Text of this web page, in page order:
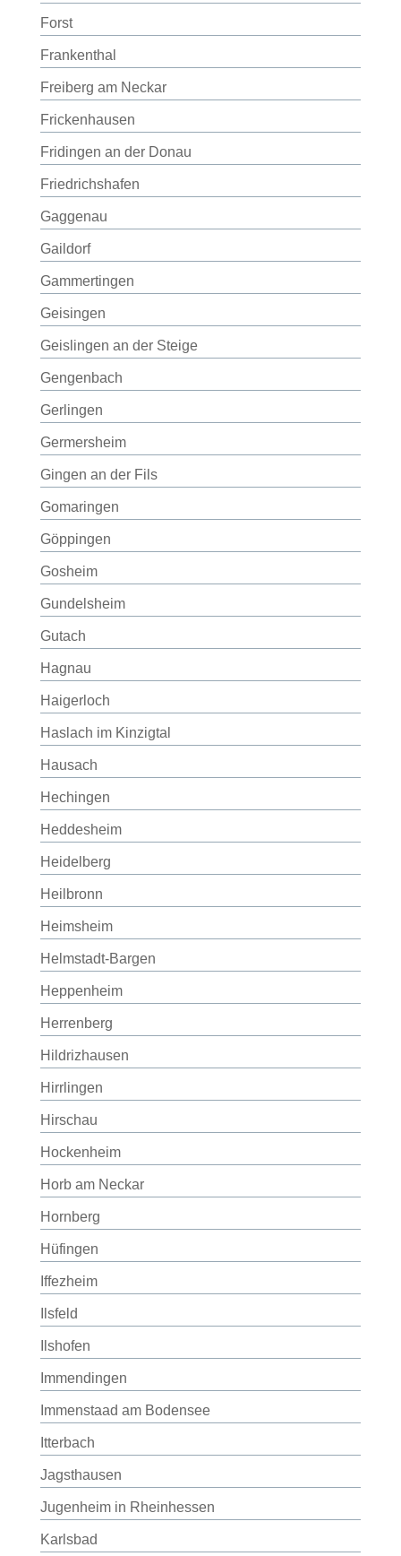
Forst
Frankenthal
Freiberg am Neckar
Frickenhausen
Fridingen an der Donau
Friedrichshafen
Gaggenau
Gaildorf
Gammertingen
Geisingen
Geislingen an der Steige
Gengenbach
Gerlingen
Germersheim
Gingen an der Fils
Gomaringen
Göppingen
Gosheim
Gundelsheim
Gutach
Hagnau
Haigerloch
Haslach im Kinzigtal
Hausach
Hechingen
Heddesheim
Heidelberg
Heilbronn
Heimsheim
Helmstadt-Bargen
Heppenheim
Herrenberg
Hildrizhausen
Hirrlingen
Hirschau
Hockenheim
Horb am Neckar
Hornberg
Hüfingen
Iffezheim
Ilsfeld
Ilshofen
Immendingen
Immenstaad am Bodensee
Itterbach
Jagsthausen
Jugenheim in Rheinhessen
Karlsbad